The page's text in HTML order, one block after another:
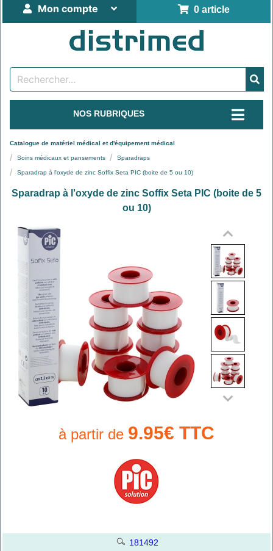
0 article
Mon compte
NOS RUBRIQUES
Catalogue de matériel médical et d'équipement médical
Soins médicaux et pansements Sparadraps
Sparadrap à l'oxyde de zinc Soffix Seta PIC (boite de 5 ou 10)
Sparadrap à l'oxyde de zinc Soffix Seta PIC (boite de 5
ou 10)
à partir de 9.95€ TTC
181492